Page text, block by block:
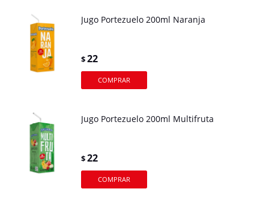
Jugo Portezuelo 200ml Naranja
$22
Jugo Portezuelo 200ml Multifruta
$22